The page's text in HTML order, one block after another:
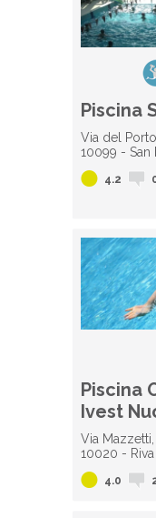
Piscina
Via del
10099 - San
4.2
Piscina
Ivest
Via Mazzetti,
10020 -
4.0